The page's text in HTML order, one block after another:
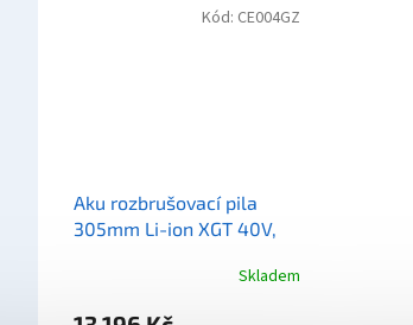
Aku rozbrušovací pila
305mm Li-ion XGT 40V,
Skladem
Kód: CE004GZ